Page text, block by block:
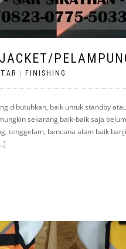
FINISHING
dibutuhkan, baik untuk standby
sekarang baik-baik saja
tenggelam, bencana alam baik